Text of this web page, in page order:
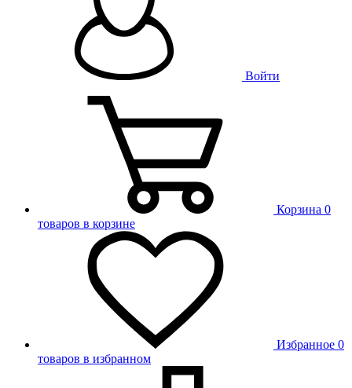
Войти
Корзина 0
товаров в корзине
Избранное 0
товаров в избранном